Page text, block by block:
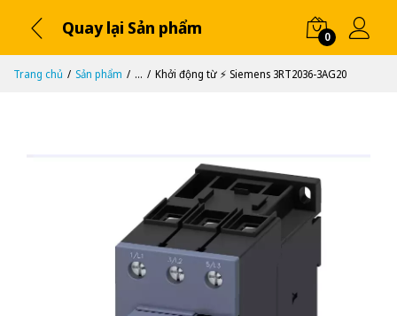
Quay lại Sản phẩm 0
Trang chủ Sản phẩm ... Khởi động từ ⚡️ Siemens 3RT2036-3AG20